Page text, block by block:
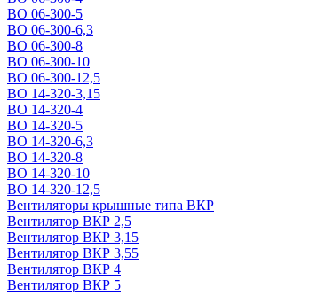
ВО 06-300-5
ВО 06-300-6,3
ВО 06-300-8
ВО 06-300-10
ВО 06-300-12,5
ВО 14-320-3,15
ВО 14-320-4
ВО 14-320-5
ВО 14-320-6,3
ВО 14-320-8
ВО 14-320-10
ВО 14-320-12,5
Вентиляторы крышные типа ВКР
Вентилятор ВКР 2,5
Вентилятор ВКР 3,15
Вентилятор ВКР 3,55
Вентилятор ВКР 4
Вентилятор ВКР 5